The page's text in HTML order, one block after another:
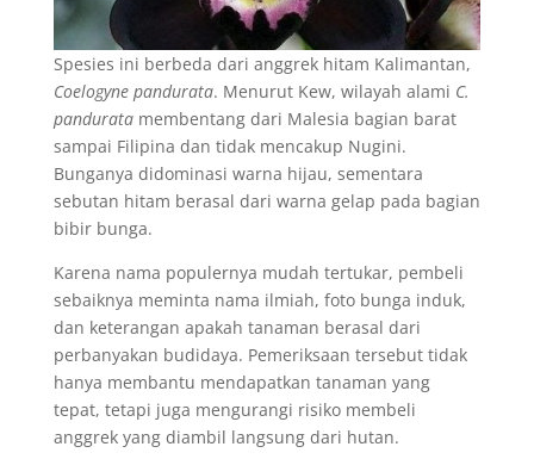
Spesies ini berbeda dari anggrek hitam Kalimantan,
Coelogyne pandurata. Menurut Kew, wilayah alami C.
panduratamembentang dari Malesia bagian barat
sampai Filipina dan tidak mencakup Nugini.
Bunganya didominasi warna hijau, sementara
sebutan hitam berasal dari warna gelap pada bagian
bibir bunga.
Karena nama populernya mudah tertukar, pembeli
sebaiknya meminta nama ilmiah, foto bunga induk,
dan keterangan apakah tanaman berasal dari
perbanyakan budidaya. Pemeriksaan tersebut tidak
hanya membantu mendapatkan tanaman yang
tepat, tetapi juga mengurangi risiko membeli
anggrek yang diambil langsung dari hutan.